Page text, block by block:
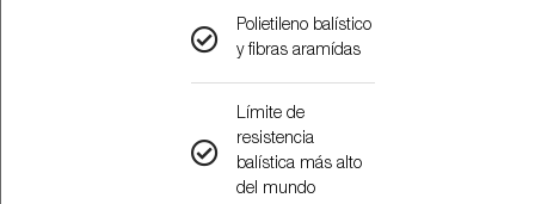
Polietileno balístico
y fibras aramídas
Límite de
resistencia
balística más alto
del mundo​